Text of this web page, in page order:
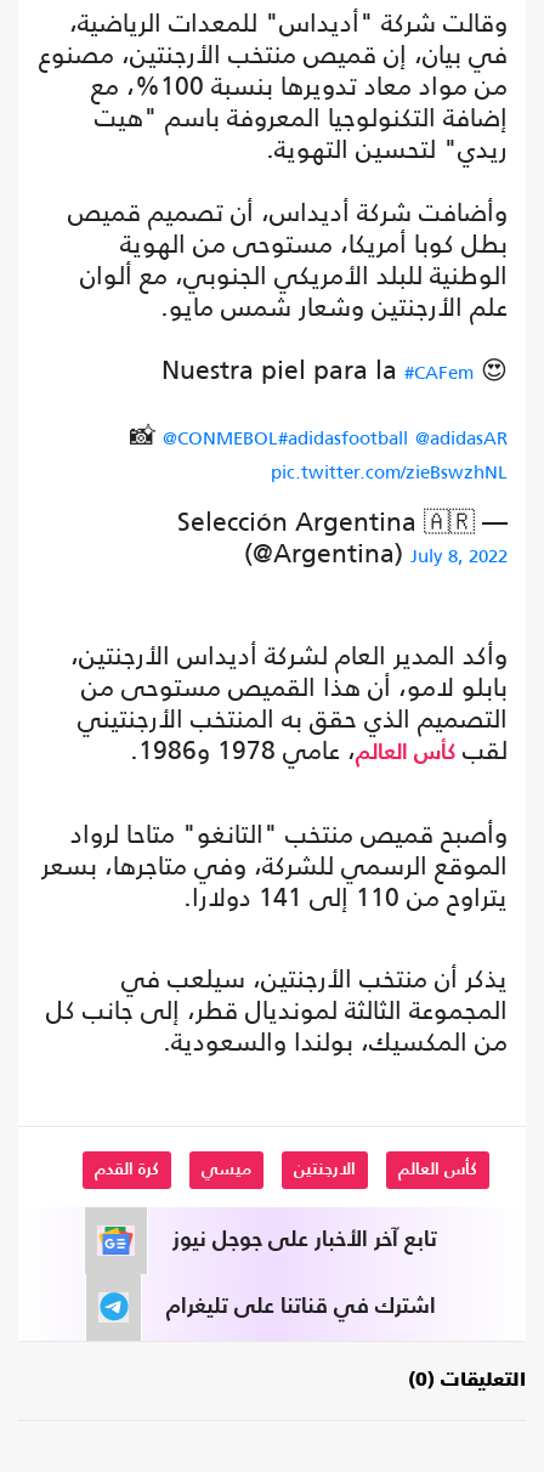
وقالت شركة "أديداس" للمعدات الرياضية،
في بيان، إن قميص منتخب الأرجنتين، مصنوع
من مواد معاد تدويرها بنسبة 100%، مع
إضافة التكنولوجيا المعروفة باسم "هيت
ريدي" لتحسين التهوية.
وأضافت شركة أديداس، أن تصميم قميص
بطل كوبا أمريكا، مستوحى من الهوية
الوطنية للبلد الأمريكي الجنوبي، مع ألوان
علم الأرجنتين وشعار شمس مايو.
Nuestra piel para la #CAFem 😍
📸 @CONMEBOL#adidasfootball @adidasAR
pic.twitter.com/zieBswzhNL
— Selección Argentina 🇦🇷
(@Argentina) July 8, 2022
وأكد المدير العام لشركة أديداس الأرجنتين،
بابلو لامو، أن هذا القميص مستوحى من
التصميم الذي حقق به المنتخب الأرجنتيني
لقب كأس العالم، عامي 1978 و1986.
وأصبح قميص منتخب "التانغو" متاحا لرواد
الموقع الرسمي للشركة، وفي متاجرها، بسعر
يتراوح من 110 إلى 141 دولارا.
يذكر أن منتخب الأرجنتين، سيلعب في
المجموعة الثالثة لمونديال قطر، إلى جانب كل
من المكسيك، بولندا والسعودية.
كأس العالم الارجنتين ميسي كرة القدم
تابع آخر الأخبار على جوجل نيوز
اشترك في قناتنا على تليغرام
التعليقات (0)